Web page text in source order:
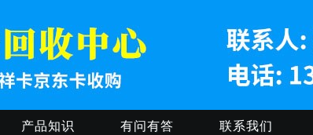
产品知识 有问有答 联系我们